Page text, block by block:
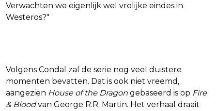
Verwachten we eigenlijk wel vrolijke eindes in
Westeros?"
Volgens Condal zal de serie nog veel duistere
momenten bevatten. Dat is ook niet vreemd,
aangezien House of the Dragon gebaseerd is op Fire
& Bloodvan George R.R. Martin. Het verhaal draait